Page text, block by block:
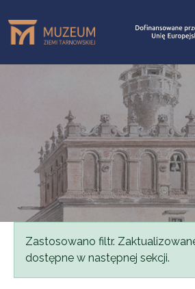
Status message
Zastosowano filtr.
dostępne w następnej sekcji.